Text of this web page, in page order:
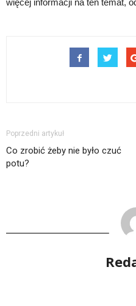
Poprzedni artykuł
Co zrobić żeby nie było czuć
potu?